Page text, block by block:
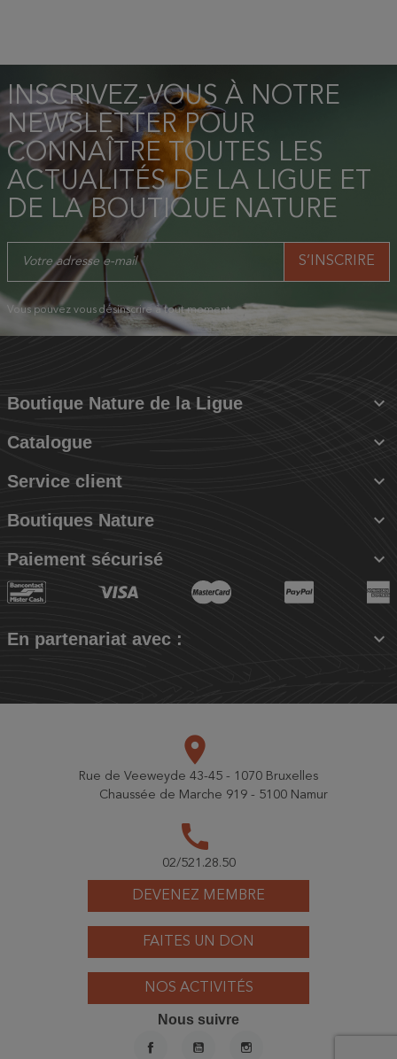
INSCRIVEZ-VOUS À NOTRE
NEWSLETTER POUR
CONNAÎTRE TOUTES LES
ACTUALITÉS DE LA LIGUE ET
DE LA BOUTIQUE NATURE
Vous pouvez vous désinscrire à tout moment.
Boutique Nature de la Ligue 
Catalogue 
Service client 
Boutiques Nature 
Paiement sécurisé 
En partenariat avec : 
DEVENEZ MEMBRE
FAITES UN DON
NOS ACTIVITÉS
place
Rue de Veeweyde 43-45 - 1070 Bruxelles
Chaussée de Marche 919 - 5100 Namur
call
02/521.28.50
Nous suivre